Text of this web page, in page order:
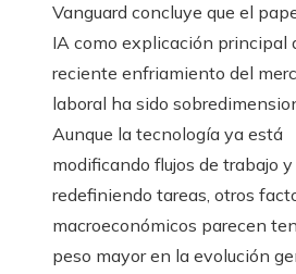
Vanguard concluye que el
IA como explicación principal
reciente enfriamiento del
laboral ha sido
Aunque la tecnología ya está
modificando flujos de trabajo y
redefiniendo tareas, otros
macroeconómicos parecen
peso mayor en la evolución